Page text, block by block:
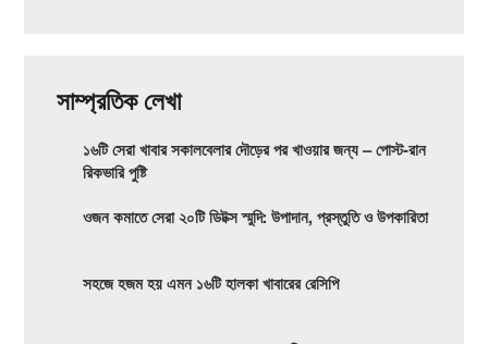
সাম্প্রতিক লেখা
১৬টি সেরা খাবার সকালবেলার দৌড়ের পর খাওয়ার জন্য – পোস্ট-রান
রিকভারি পুষ্টি
ওজন কমাতে সেরা ২০টি ডিটক্স স্মুদি: উপাদান, প্রস্তুতি ও উপকারিতা
সহজে হজম হয় এমন ১৬টি হালকা খাবারের রেসিপি